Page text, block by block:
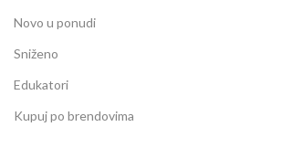
Novo u ponudi
Sniženo
Edukatori
Kupuj po brendovima